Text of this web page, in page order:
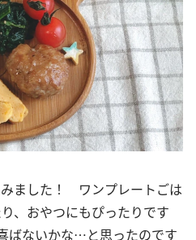
ました！ ワンプレートごは
、おやつにもぴったりです
ないかな…と思ったのです